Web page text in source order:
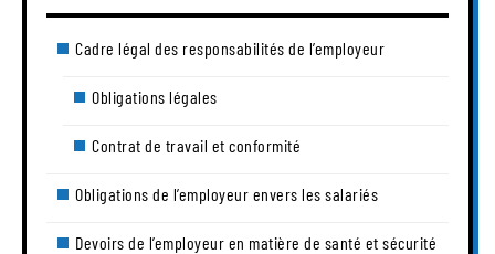
Cadre légal des responsabilités de l’employeur
Obligations légales
Contrat de travail et conformité
Obligations de l’employeur envers les salariés
Devoirs de l’employeur en matière de santé et sécurité